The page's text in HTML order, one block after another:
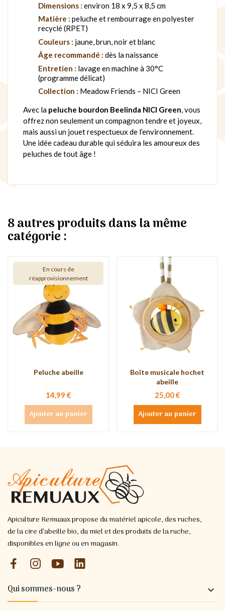
Dimensions : environ 18 x 9,5 x 8,5 cm
Matière : peluche et rembourrage en polyester
recyclé (RPET)
Couleurs : jaune, brun, noir et blanc
Âge recommandé : dès la naissance
Entretien : lavage en machine à 30°C
(programme délicat)
Collection : Meadow Friends – NICI Green
Avec la peluche bourdon Beelinda NICI Green, vous
offrez non seulement un compagnon tendre et joyeux,
mais aussi un jouet respectueux de l’environnement.
Une idée cadeau durable qui séduira les amoureux des
peluches de tout âge !
8 autres produits dans la même
catégorie :
En cours de
réapprovisionnement
Peluche abeille
14,99 €
Ajouter au panier
Boîte musicale hochet
abeille
25,00 €
Ajouter au panier
Apiculture Remuaux propose du matériel apicole, des ruches,
de la cire d’abeille bio, du miel et des produits de la ruche,
disponibles en ligne ou en magasin.
Qui sommes-nous ? 